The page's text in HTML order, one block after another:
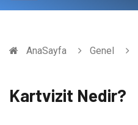
AnaSayfa Genel
Kartvizit Nedir?